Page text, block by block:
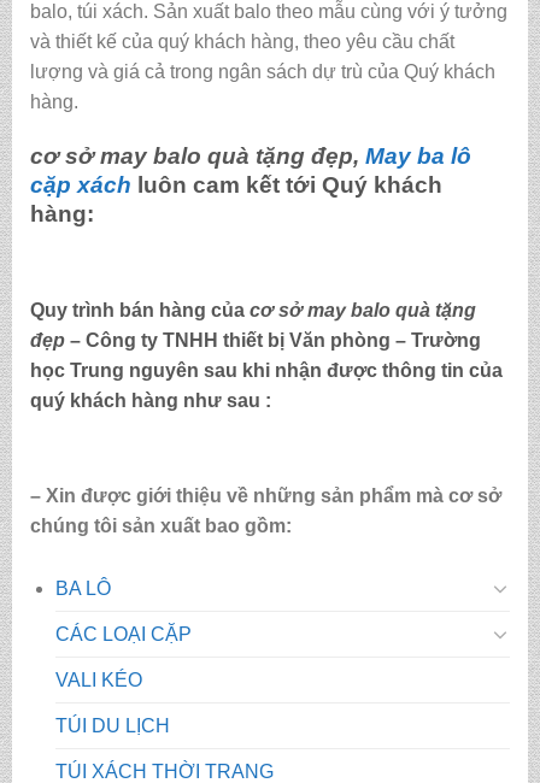
balo, túi xách. Sản xuất balo theo mẫu cùng với ý tưởng
và thiết kế của quý khách hàng, theo yêu cầu chất
lượng và giá cả trong ngân sách dự trù của Quý khách
hàng.
cơ sở may balo quà tặng đẹp, May ba lô
cặp xách luôn cam kết tới Quý khách
hàng:
Quy trình bán hàng của cơ sở may balo quà tặng
đẹp – Công ty TNHH thiết bị Văn phòng – Trường
học Trung nguyên sau khi nhận được thông tin của
quý khách hàng như sau :
– Xin được giới thiệu về những sản phẩm mà cơ sở
chúng tôi sản xuất bao gồm:
BA LÔ
CÁC LOẠI CẶP
VALI KÉO
TÚI DU LỊCH
TÚI XÁCH THỜI TRANG